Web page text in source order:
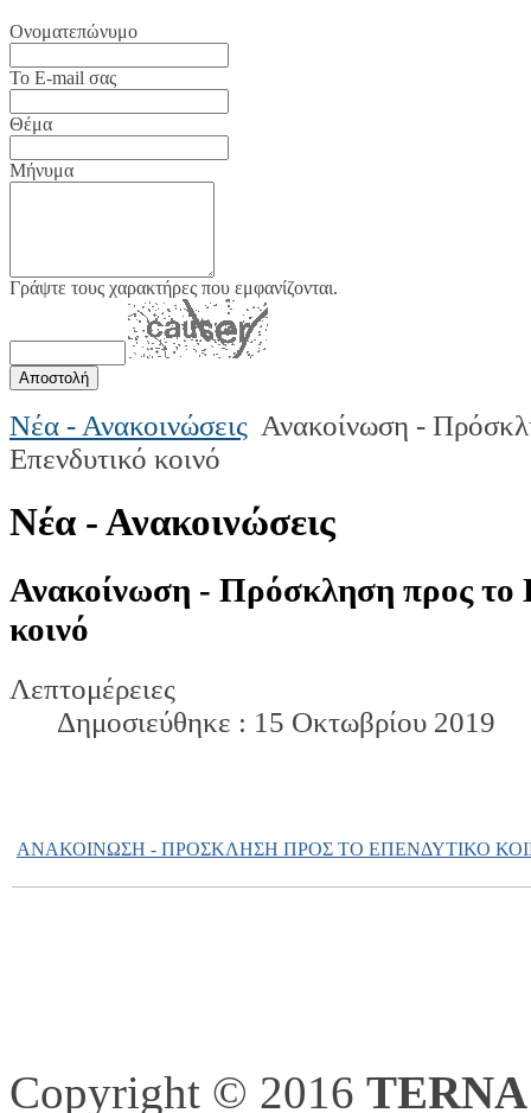
Ονοματεπώνυμο
Το E-mail σας
Θέμα
Μήνυμα
Γράψτε τους χαρακτήρες που εμφανίζονται.
Νέα - Ανακοινώσεις Ανακοίνωση -
Επενδυτικό κοινό
Νέα - Ανακοινώσεις
Ανακοίνωση - Πρόσκληση προς το
κοινό
Λεπτομέρειες
Δημοσιεύθηκε : 15 Οκτωβρίου 2019
ΑΝΑΚΟΙΝΩΣΗ - ΠΡΟΣΚΛΗΣΗ ΠΡΟΣ ΤΟ ΕΠΕΝΔΥΤΙΚΟ
Copyright © 2016